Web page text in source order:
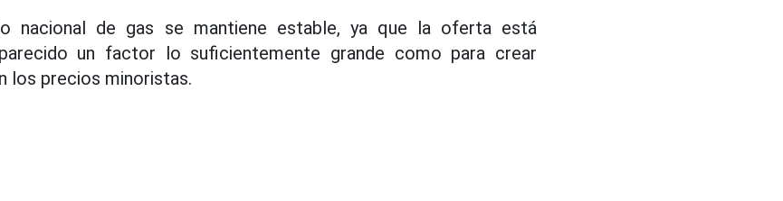
nacional de gas se mantiene estable, ya que la oferta está
un factor lo suficientemente grande como para crear
los precios minoristas.